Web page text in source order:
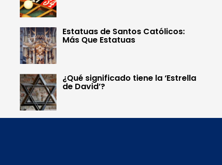
Estatuas de Santos Católicos:
Más Que Estatuas
¿Qué significado tiene la ‘Estrella
de David’?